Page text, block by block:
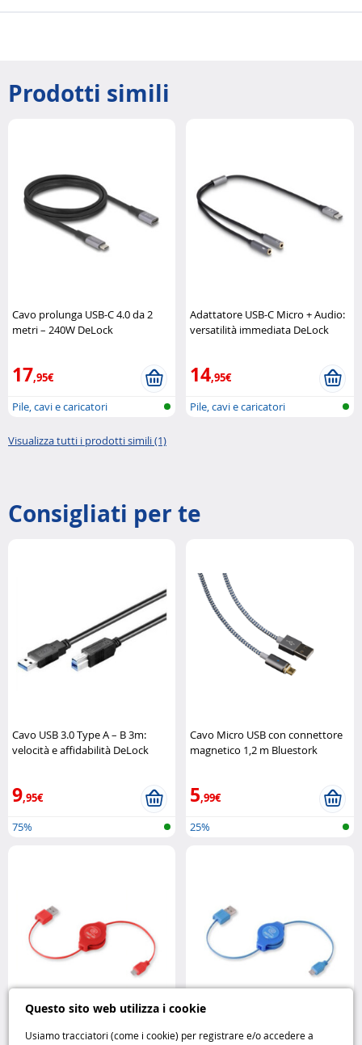
Questo sito web utilizza i cookie
Usiamo tracciatori (come i cookie) per registrare e/o accedere a
Prodotti simili
Cavo prolunga USB-C 4.0 da 2
metri – 240W DeLock
17,95€
Pile, cavi e caricatori
Adattatore USB-C Micro + Audio:
versatilità immediata DeLock
14,95€
Pile, cavi e caricatori
Visualizza tutti i prodotti simili (1)
Consigliati per te
Cavo USB 3.0 Type A – B 3m:
velocità e affidabilità DeLock
9,95€
75%
Cavo Micro USB con connettore
magnetico 1,2 m Bluestork
5,99€
25%
Cavo Retrak USB / Micro USB Cavo Micro USB Retrattile 1m